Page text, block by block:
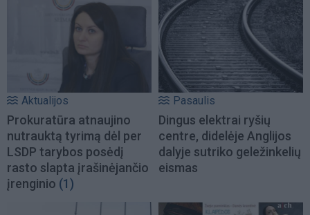
Aktualijos
Prokuratūra atnaujino
nutrauktą tyrimą dėl per
LSDP tarybos posėdį
rasto slapta įrašinėjančio
įrenginio (1)
Pasaulis
Dingus elektrai ryšių
centre, didelėje Anglijos
dalyje sutriko geležinkelių
eismas